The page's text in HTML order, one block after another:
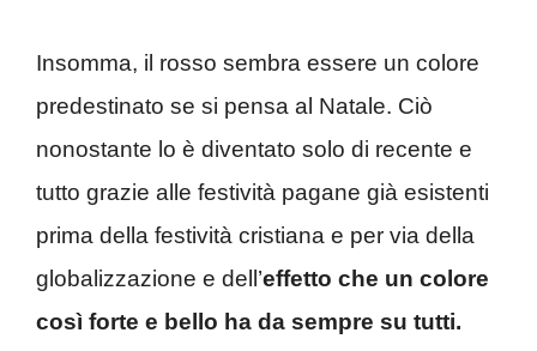
Insomma, il rosso sembra essere un colore
predestinato se si pensa al Natale. Ciò
nonostante lo è diventato solo di recente e
tutto grazie alle festività pagane già esistenti
prima della festività cristiana e per via della
globalizzazione e dell’effetto che un colore
così forte e bello ha da sempre su tutti.